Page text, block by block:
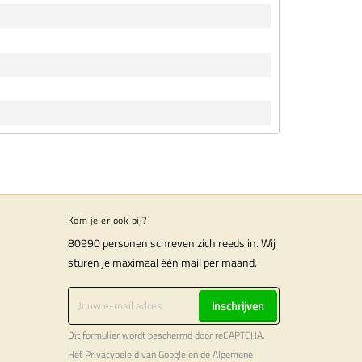
Kom je er ook bij?
80990 personen schreven zich reeds in. Wij
sturen je maximaal ėėn mail per maand.
Inschrijven
Dit formulier wordt beschermd door reCAPTCHA.
Het Privacybeleidvan Google en deAlgemene